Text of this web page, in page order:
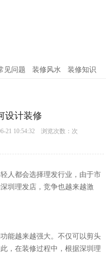
见问题 装修风水 装修知识
设计装修
10:54:32 浏览次数： 次
人都会选择理发行业，由于市
圳理发店，竞争也越来越激
能越来越强大。不仅可以剪头
，在装修过程中，根据深圳理